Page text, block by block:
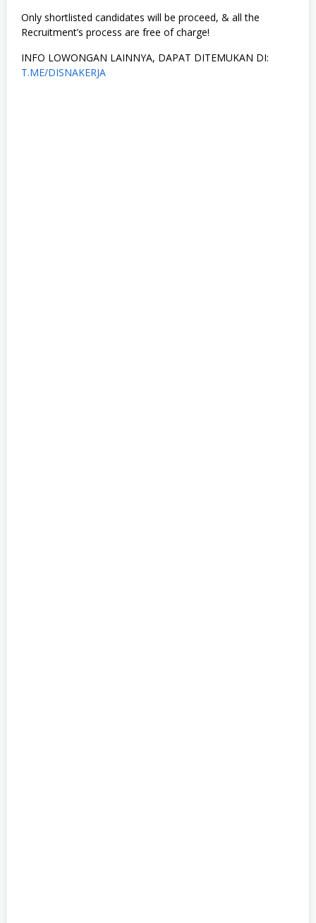
Only shortlisted candidates will be proceed, & all the
Recruitment’s process are free of charge!
INFO LOWONGAN LAINNYA, DAPAT DITEMUKAN DI:
T.ME/DISNAKERJA